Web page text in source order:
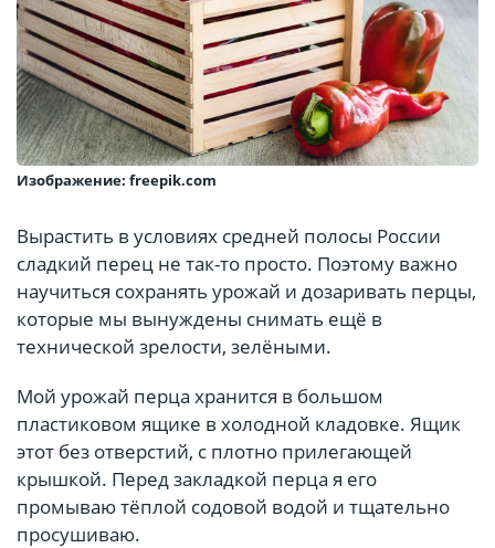
Изображение: freepik.com
Вырастить в условиях средней полосы России
сладкий перец не так-то просто. Поэтому важно
научиться сохранять урожай и дозаривать перцы,
которые мы вынуждены снимать ещё в
технической зрелости, зелёными.
Мой урожай перца хранится в большом
пластиковом ящике в холодной кладовке. Ящик
этот без отверстий, с плотно прилегающей
крышкой. Перед закладкой перца я его
промываю тёплой содовой водой и тщательно
просушиваю.